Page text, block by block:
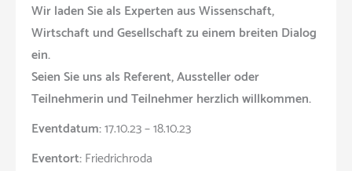
Wir laden Sie als Experten aus Wissenschaft,
Wirtschaft und Gesellschaft zu einem breiten Dialog
ein.
Seien Sie uns als Referent, Aussteller oder
Teilnehmerin und Teilnehmer herzlich willkommen.
Eventdatum:17.10.23 – 18.10.23
Eventort:Friedrichroda